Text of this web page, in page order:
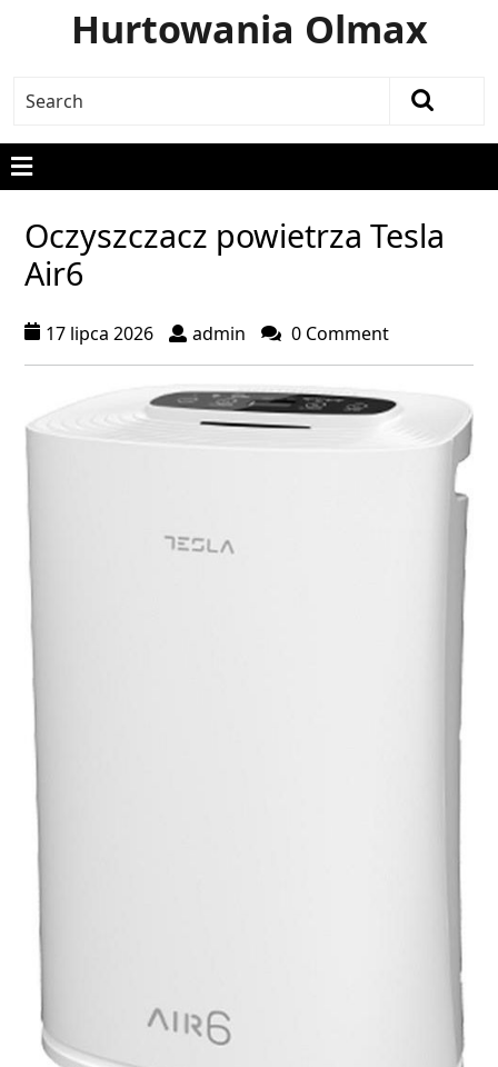
Hurtowania Olmax
Oczyszczacz powietrza Tesla
Air6
17 lipca 2026 admin 0 Comment